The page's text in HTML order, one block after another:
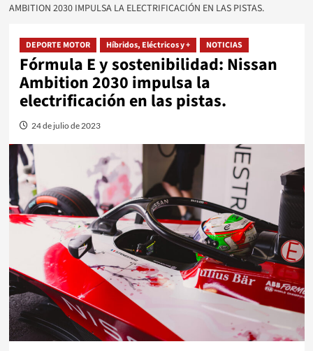
AMBITION 2030 IMPULSA LA ELECTRIFICACIÓN EN LAS PISTAS.
DEPORTE MOTOR Híbridos, Eléctricos y + NOTICIAS
Fórmula E y sostenibilidad: Nissan
Ambition 2030 impulsa la
electrificación en las pistas.
24 de julio de 2023